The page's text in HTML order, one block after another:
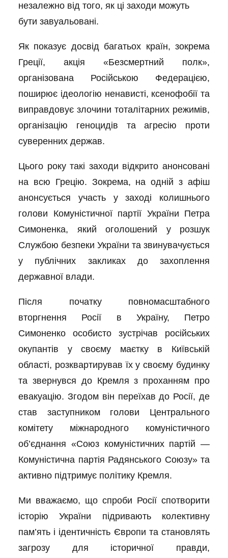
незалежно від того, як ці заходи можуть
бути завуальовані.
Як показує досвід багатьох країн, зокрема
Греції, акція «Безсмертний полк»,
організована Російською Федерацією,
поширює ідеологію ненависті, ксенофобії та
виправдовує злочини тоталітарних режимів,
організацію геноцидів та агресію проти
суверенних держав.
Цього року такі заходи відкрито анонсовані
на всю Грецію. Зокрема, на одній з афіш
анонсується участь у заході колишнього
голови Комуністичної партії України Петра
Симоненка, який оголошений у розшук
Службою безпеки України та звинувачується
у публічних закликах до захоплення
державної влади.
Після початку повномасштабного
вторгнення Росії в Україну, Петро
Симоненко особисто зустрічав російських
окупантів у своєму маєтку в Київській
області, розквартирував їх у своєму будинку
та звернувся до Кремля з проханням про
евакуацію. Згодом він переїхав до Росії, де
став заступником голови Центрального
комітету міжнародного комуністичного
об’єднання «Союз комуністичних партій —
Комуністична партія Радянського Союзу» та
активно підтримує політику Кремля.
Ми вважаємо, що спроби Росії спотворити
історію України підривають колективну
пам’ять і ідентичність Європи та становлять
загрозу для історичної правди,